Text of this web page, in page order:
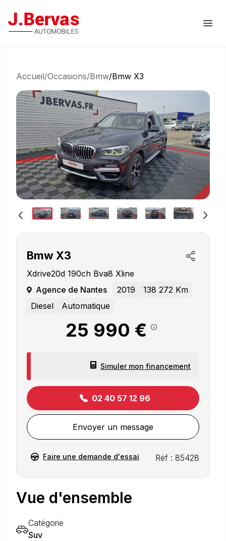
J.Bervas
Accueil/Occasions/Bmw/Bmw X3
Bmw X3
Xdrive20d 190ch Bva8 Xline
Agence de Nantes
2019
138 272 Km
Diesel
Automatique
25 990 €
Simuler mon financement
02 40 57 12 96
Envoyer un message
Faire une demande d'essai Réf : 85428
Vue d'ensemble
Catégorie
Suv